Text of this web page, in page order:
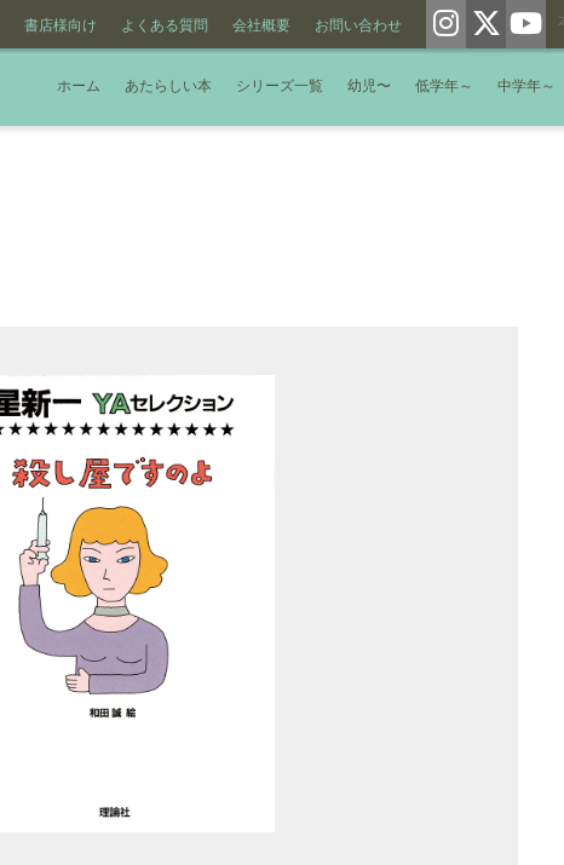
書店様向け よくある質問 会社概要 お問い合わせ
ホーム あたらしい本 シリーズ一覧 幼児〜 低学年～ 中学年～